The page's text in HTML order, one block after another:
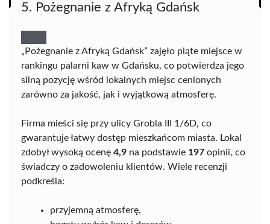
5. Pożegnanie z Afryką Gdańsk
„Pożegnanie z Afryką Gdańsk” zajęło piąte miejsce w
rankingu palarni kaw w Gdańsku, co potwierdza jego
silną pozycję wśród lokalnych miejsc cenionych
zarówno za jakość, jak i wyjątkową atmosferę.
Firma mieści się przy ulicy Grobla III 1/6D, co
gwarantuje łatwy dostęp mieszkańcom miasta. Lokal
zdobył wysoką ocenę 4,9 na podstawie 197 opinii, co
świadczy o zadowoleniu klientów. Wiele recenzji
podkreśla:
przyjemną atmosferę,